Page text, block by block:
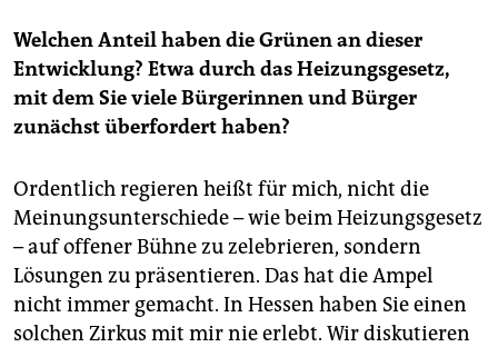
Welchen Anteil haben die Grünen an dieser
Entwicklung? Etwa durch das Heizungsgesetz,
mit dem Sie viele Bürgerinnen und Bürger
zunächst überfordert haben?
Ordentlich regieren heißt für mich, nicht die
Meinungsunterschiede – wie beim Heizungsgesetz
– auf offener Bühne zu zelebrieren, sondern
Lösungen zu präsentieren. Das hat die Ampel
nicht immer gemacht. In Hessen haben Sie einen
solchen Zirkus mit mir nie erlebt. Wir diskutieren